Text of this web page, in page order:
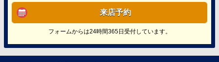
来店予約
フォームからは24時間365日受付しています。